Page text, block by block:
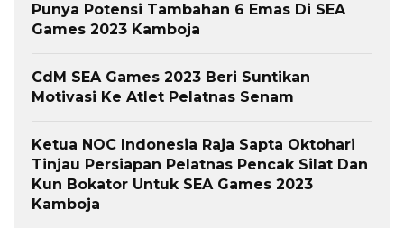
Punya Potensi Tambahan 6 Emas Di SEA
Games 2023 Kamboja
CdM SEA Games 2023 Beri Suntikan
Motivasi Ke Atlet Pelatnas Senam
Ketua NOC Indonesia Raja Sapta Oktohari
Tinjau Persiapan Pelatnas Pencak Silat Dan
Kun Bokator Untuk SEA Games 2023
Kamboja